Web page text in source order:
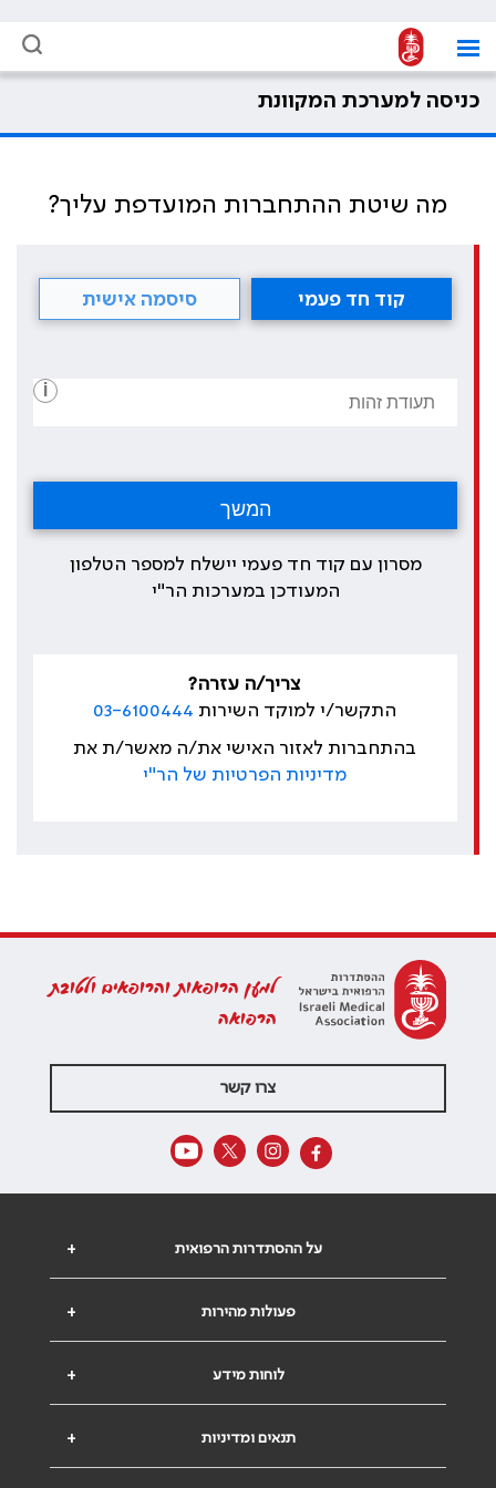
כניסה למערכת המקוונת
מה שיטת ההתחברות המועדפת עליך?
קוד חד פעמי סיסמה אישית
i
מסרון עם קוד חד פעמי יישלח למספר הטלפון
המעודכן במערכות הר"י
צריך/ה עזרה?
התקשר/י למוקד השירות 03-6100444
בהתחברות לאזור האישי את/ה מאשר/ת את
מדיניות הפרטיות של הר"י
למען הרופאות והרופאים ולטובת
הרפואה
צרו קשר
+ על ההסתדרות הרפואית
+ פעולות מהירות
+ לוחות מידע
+ תנאים ומדיניות